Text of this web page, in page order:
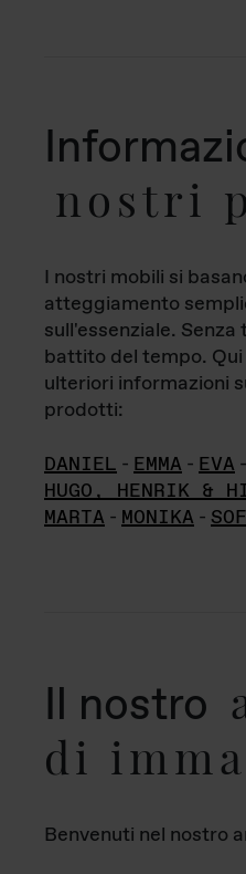
nostri
I nostri mobili si
atteggiamento
sull'essenziale.
battito del tempo.
ulteriori informazioni
prodotti:
DANIEL - EMMA - EVA -
HUGO, HENRIK &
MARTA - MONIKA -
Il nostro
di
Benvenuti nel nostro